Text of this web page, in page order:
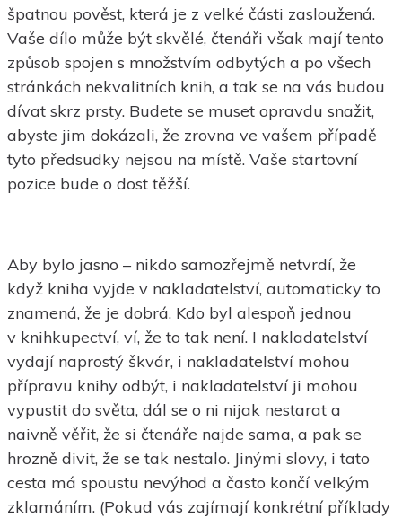
špatnou pověst, která je z velké části zasloužená.
Vaše dílo může být skvělé, čtenáři však mají tento
způsob spojen s množstvím odbytých a po všech
stránkách nekvalitních knih, a tak se na vás budou
dívat skrz prsty. Budete se muset opravdu snažit,
abyste jim dokázali, že zrovna ve vašem případě
tyto předsudky nejsou na místě. Vaše startovní
pozice bude o dost těžší.
Aby bylo jasno – nikdo samozřejmě netvrdí, že
když kniha vyjde v nakladatelství, automaticky to
znamená, že je dobrá. Kdo byl alespoň jednou
v knihkupectví, ví, že to tak není. I nakladatelství
vydají naprostý škvár, i nakladatelství mohou
přípravu knihy odbýt, i nakladatelství ji mohou
vypustit do světa, dál se o ni nijak nestarat a
naivně věřit, že si čtenáře najde sama, a pak se
hrozně divit, že se tak nestalo. Jinými slovy, i tato
cesta má spoustu nevýhod a často končí velkým
zklamáním. (Pokud vás zajímají konkrétní příklady